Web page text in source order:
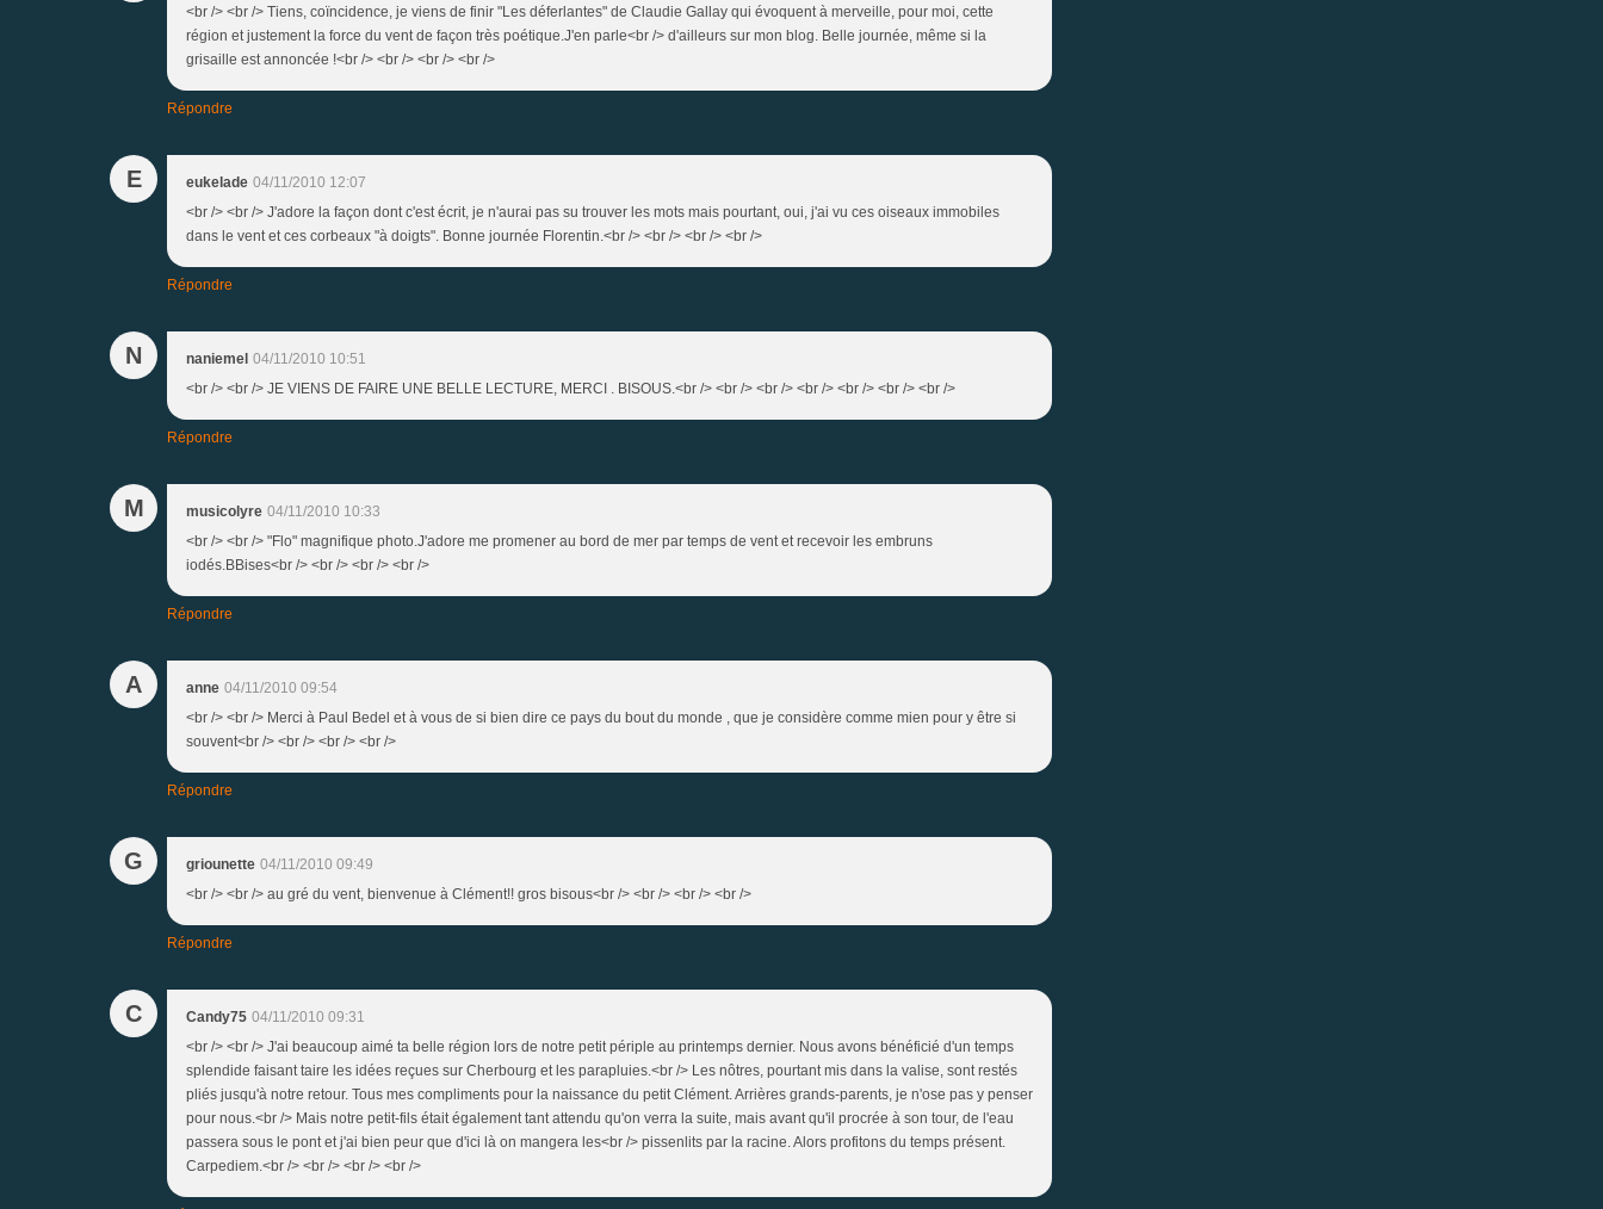
<br /> <br /> Tiens, coïncidence, je viens de finir "Les déferlantes" de Claudie Gallay qui évoquent à merveille, pour moi, cette
région et justement la force du vent de façon très poétique.J'en parle<br /> d'ailleurs sur mon blog. Belle journée, même si la
grisaille est annoncée !<br /> <br /> <br /> <br />
Répondre
E eukelade 04/11/2010 12:07
<br /> <br /> J'adore la façon dont c'est écrit, je n'aurai pas su trouver les mots mais pourtant, oui, j'ai vu ces oiseaux immobiles
dans le vent et ces corbeaux "à doigts". Bonne journée Florentin.<br /> <br /> <br /> <br />
Répondre
N naniemel 04/11/2010 10:51
<br /> <br /> JE VIENS DE FAIRE UNE BELLE LECTURE, MERCI . BISOUS.<br /> <br /> <br /> <br /> <br /> <br /> <br />
Répondre
M musicolyre 04/11/2010 10:33
<br /> <br /> "Flo" magnifique photo.J'adore me promener au bord de mer par temps de vent et recevoir les embruns
iodés.BBises<br /> <br /> <br /> <br />
Répondre
A anne 04/11/2010 09:54
<br /> <br /> Merci à Paul Bedel et à vous de si bien dire ce pays du bout du monde , que je considère comme mien pour y être si
souvent<br /> <br /> <br /> <br />
Répondre
G griounette 04/11/2010 09:49
<br /> <br /> au gré du vent, bienvenue à Clément!! gros bisous<br /> <br /> <br /> <br />
Répondre
C Candy75 04/11/2010 09:31
<br /> <br /> J'ai beaucoup aimé ta belle région lors de notre petit périple au printemps dernier. Nous avons bénéficié d'un temps
splendide faisant taire les idées reçues sur Cherbourg et les parapluies.<br /> Les nôtres, pourtant mis dans la valise, sont restés
pliés jusqu'à notre retour. Tous mes compliments pour la naissance du petit Clément. Arrières grands-parents, je n'ose pas y penser
pour nous.<br /> Mais notre petit-fils était également tant attendu qu'on verra la suite, mais avant qu'il procrée à son tour, de l'eau
passera sous le pont et j'ai bien peur que d'ici là on mangera les<br /> pissenlits par la racine. Alors profitons du temps présent.
Carpediem.<br /> <br /> <br /> <br />